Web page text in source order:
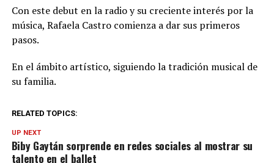
Con este debut en la radio y su creciente interés por la
música, Rafaela Castro comienza a dar sus primeros
pasos.
En el ámbito artístico, siguiendo la tradición musical de
su familia.
RELATED TOPICS:
UP NEXT
Biby Gaytán sorprende en redes sociales al mostrar su
talento en el ballet